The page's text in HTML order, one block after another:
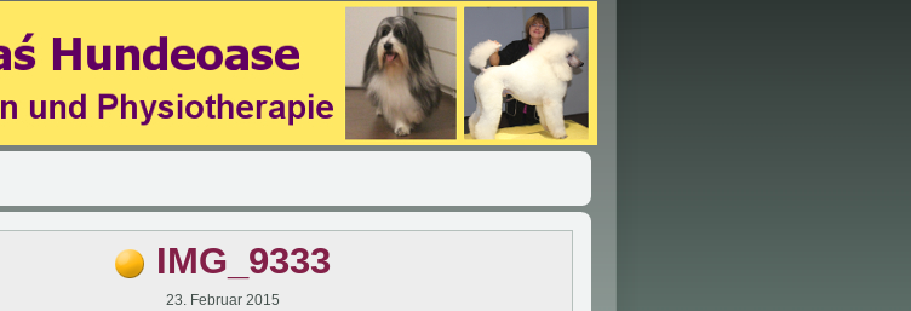
IMG_9333
23. Februar 2015